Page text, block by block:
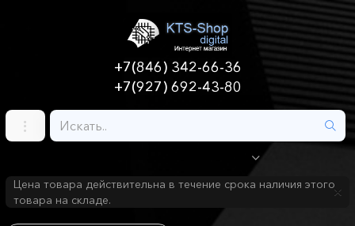
+7(846) 342-66-36
+7(927) 692-43-80
Цена товара действительна в течение срока наличия этого
товара на складе.